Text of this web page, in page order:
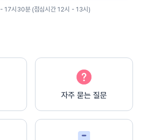
17시30분 (점심시간 12시 - 13시)
자주 묻는 질문